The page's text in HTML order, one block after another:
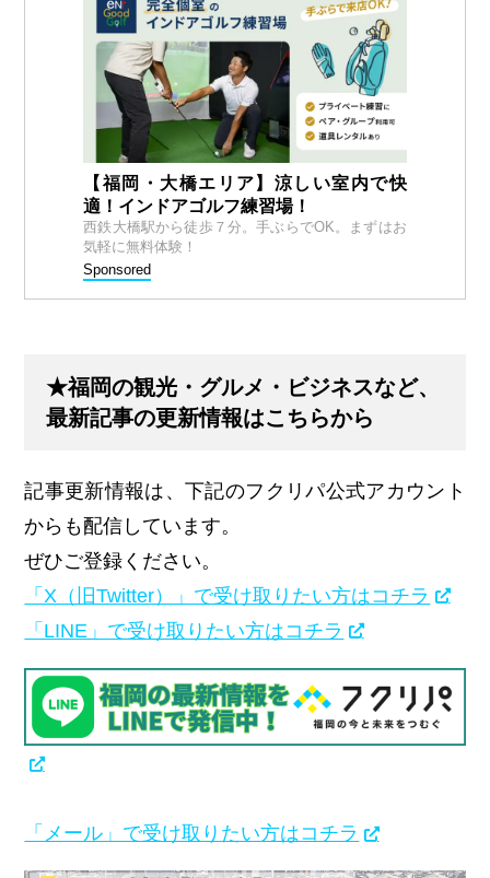
【福岡・大橋エリア】涼しい室内で快
適！インドアゴルフ練習場！
西鉄大橋駅から徒歩７分。手ぶらでOK。まずはお
気軽に無料体験！
Sponsored
★福岡の観光・グルメ・ビジネスなど、
最新記事の更新情報はこちらから
記事更新情報は、下記のフクリパ公式アカウント
からも配信しています。
ぜひご登録ください。
「X（旧Twitter）」で受け取りたい方はコチラ
「LINE」で受け取りたい方はコチラ
「メール」で受け取りたい方はコチラ